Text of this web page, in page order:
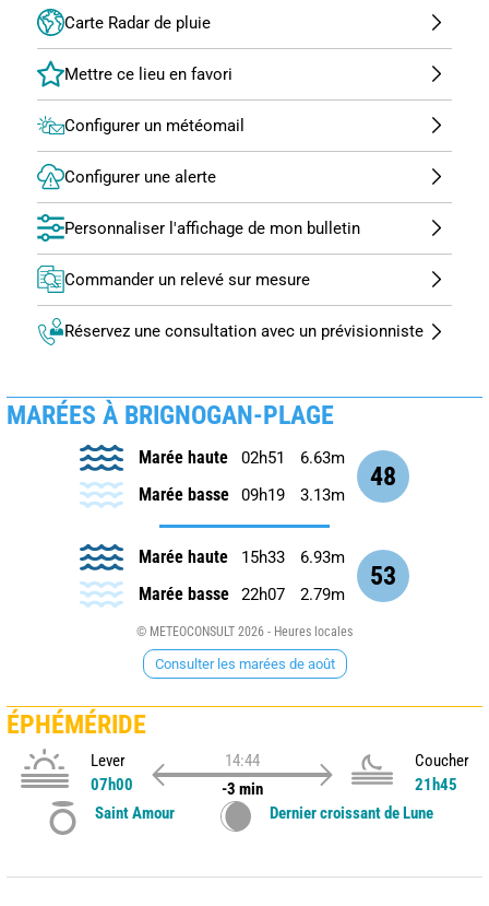
Carte Radar de pluie
Configurer un météomail
Configurer une alerte
Personnaliser l'affichage de mon bulletin
Commander un relevé sur mesure
Réservez une consultation avec un prévisionniste
MARÉES À BRIGNOGAN-PLAGE
48
Marée haute 02h51 6.63m
Marée basse 09h19 3.13m
53
Marée haute 15h33 6.93m
Marée basse 22h07 2.79m
© METEOCONSULT 2026 - Heures locales
Consulter les marées de août
ÉPHÉMÉRIDE
Lever
07h00
14:44
-3 min
Coucher
21h45
Saint Amour
Dernier croissant de Lune